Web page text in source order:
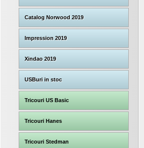
Catalog Norwood 2019
Impression 2019
Xindao 2019
USBuri in stoc
Tricouri US Basic
Tricouri Hanes
Tricouri Stedman